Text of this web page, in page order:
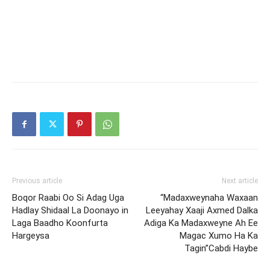
Previous article
Boqor Raabi Oo Si Adag Uga
Hadlay Shidaal La Doonayo in
Laga Baadho Koonfurta
Hargeysa
Next article
“Madaxweynaha Waxaan
Leeyahay Xaaji Axmed Dalka
Adiga Ka Madaxweyne Ah Ee
Magac Xumo Ha Ka
Tagin”Cabdi Haybe